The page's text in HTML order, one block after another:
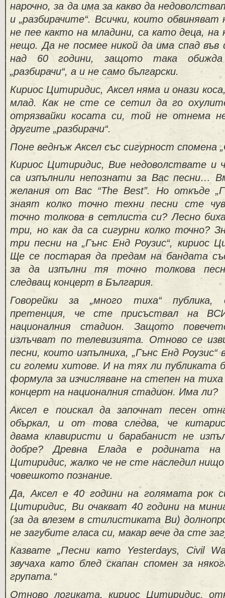
нарочно, за да има за какво да
и „разбирачите“. Всички, които обвиняват
не пее както на младини, са като деца,
нещо. Да не посмее никой да има спад
над 60 години, защото така обижда
„разбирачи“, а и не само български.
Кириос Цитиридис, Аксел няма и онази
млад. Как не сте се сетил да го
отрязвайки косата си, той не отнема
другите „разбирачи“.
Поне веднъж Аксел със сигурност
Кириос Цитиридис, Вие недоволствате и
са изпълнили непознати за Вас песни…
желания от Вас “The Best”. Но откъде
знаят колко точно техни песни сте
точно толкова в сетлиста си? Лесно
три, но как да са сигурни колко точно?
три песни на „Гънс Енд Роузис“, кириос
Ще се постарая да предам на бандата
за да изпълни тя точно толкова
следващ концерт в България.
Говорейки за „много тиха“ публика,
претенция, че сте присъствал на
националния стадион. Защото
излъчват по телевизията. Отново се
песни, които изпълниха, „Гънс Енд Роузис“
си големи хитове. И на тях ли публиката
формула за изчисляване на степен на
концерт на националния стадион. Има ли?
Аксел е поискал да започнат песен
объркал, и от това следва, че
двама клавиристи и барабанист не
добре? Древна Елада е родината на
Цитиридис, жалко че не сте наследил
човешкото познание.
Да, Аксел е 40 години на голямата рок
Цитиридис, Ви очакват 40 години на
(за да влезем в стилистиката Ви)
не загубите гласа си, макар вече да сте
Казвате „Песни като Yesterdays, Civil
звучаха като блед скапан спомен за
групата.“
Отново логиката, кириос Цитиридис,